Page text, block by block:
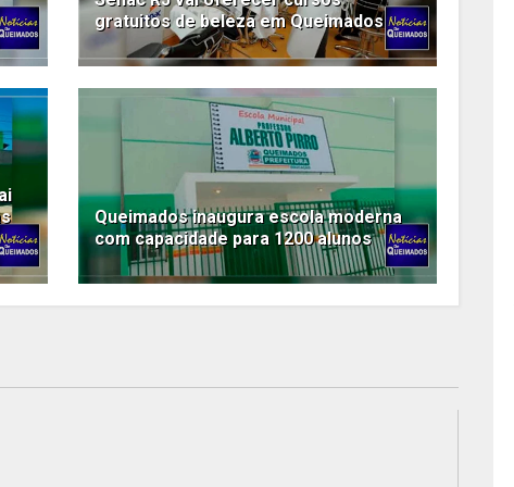
gratuitos de beleza em Queimados
Queimados inaugura escola moderna
com capacidade para 1200 alunos